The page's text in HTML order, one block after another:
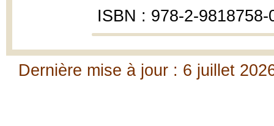
ISBN : 978-2-9818758-
Dernière mise à jour : 6 juillet